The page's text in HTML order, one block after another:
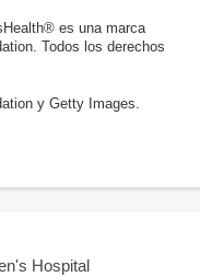
es una marca
Todos los derechos
y Getty Images.
Hospital